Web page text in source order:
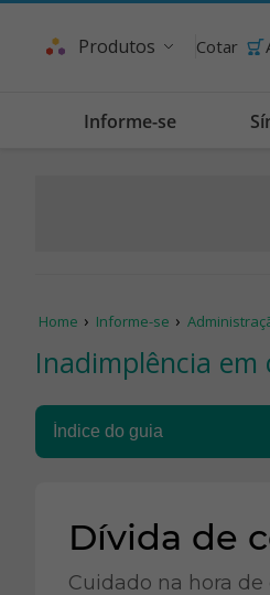
Produtos Cotar
Informe-se
Home Informe-se
Inadimplência em
Dívida de
Cuidado na hora